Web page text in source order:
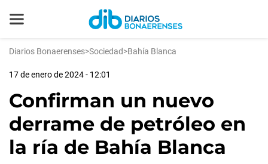
Diarios Bonaerenses>Sociedad>Bahía Blanca
17 de enero de 2024 - 12:01
Confirman un nuevo
derrame de petróleo en
la ría de Bahía Blanca